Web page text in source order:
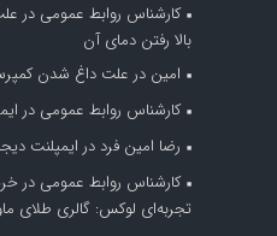
کارشناس روابط عمومی در
بالا رفتن دمای آن
امین در علت داغ شدن
کارشناس روابط عمومی در
رضا امین فرد در ایمپلنت
کارشناس روابط عمومی در
تجربه‌ای لوکس: گالری طلای